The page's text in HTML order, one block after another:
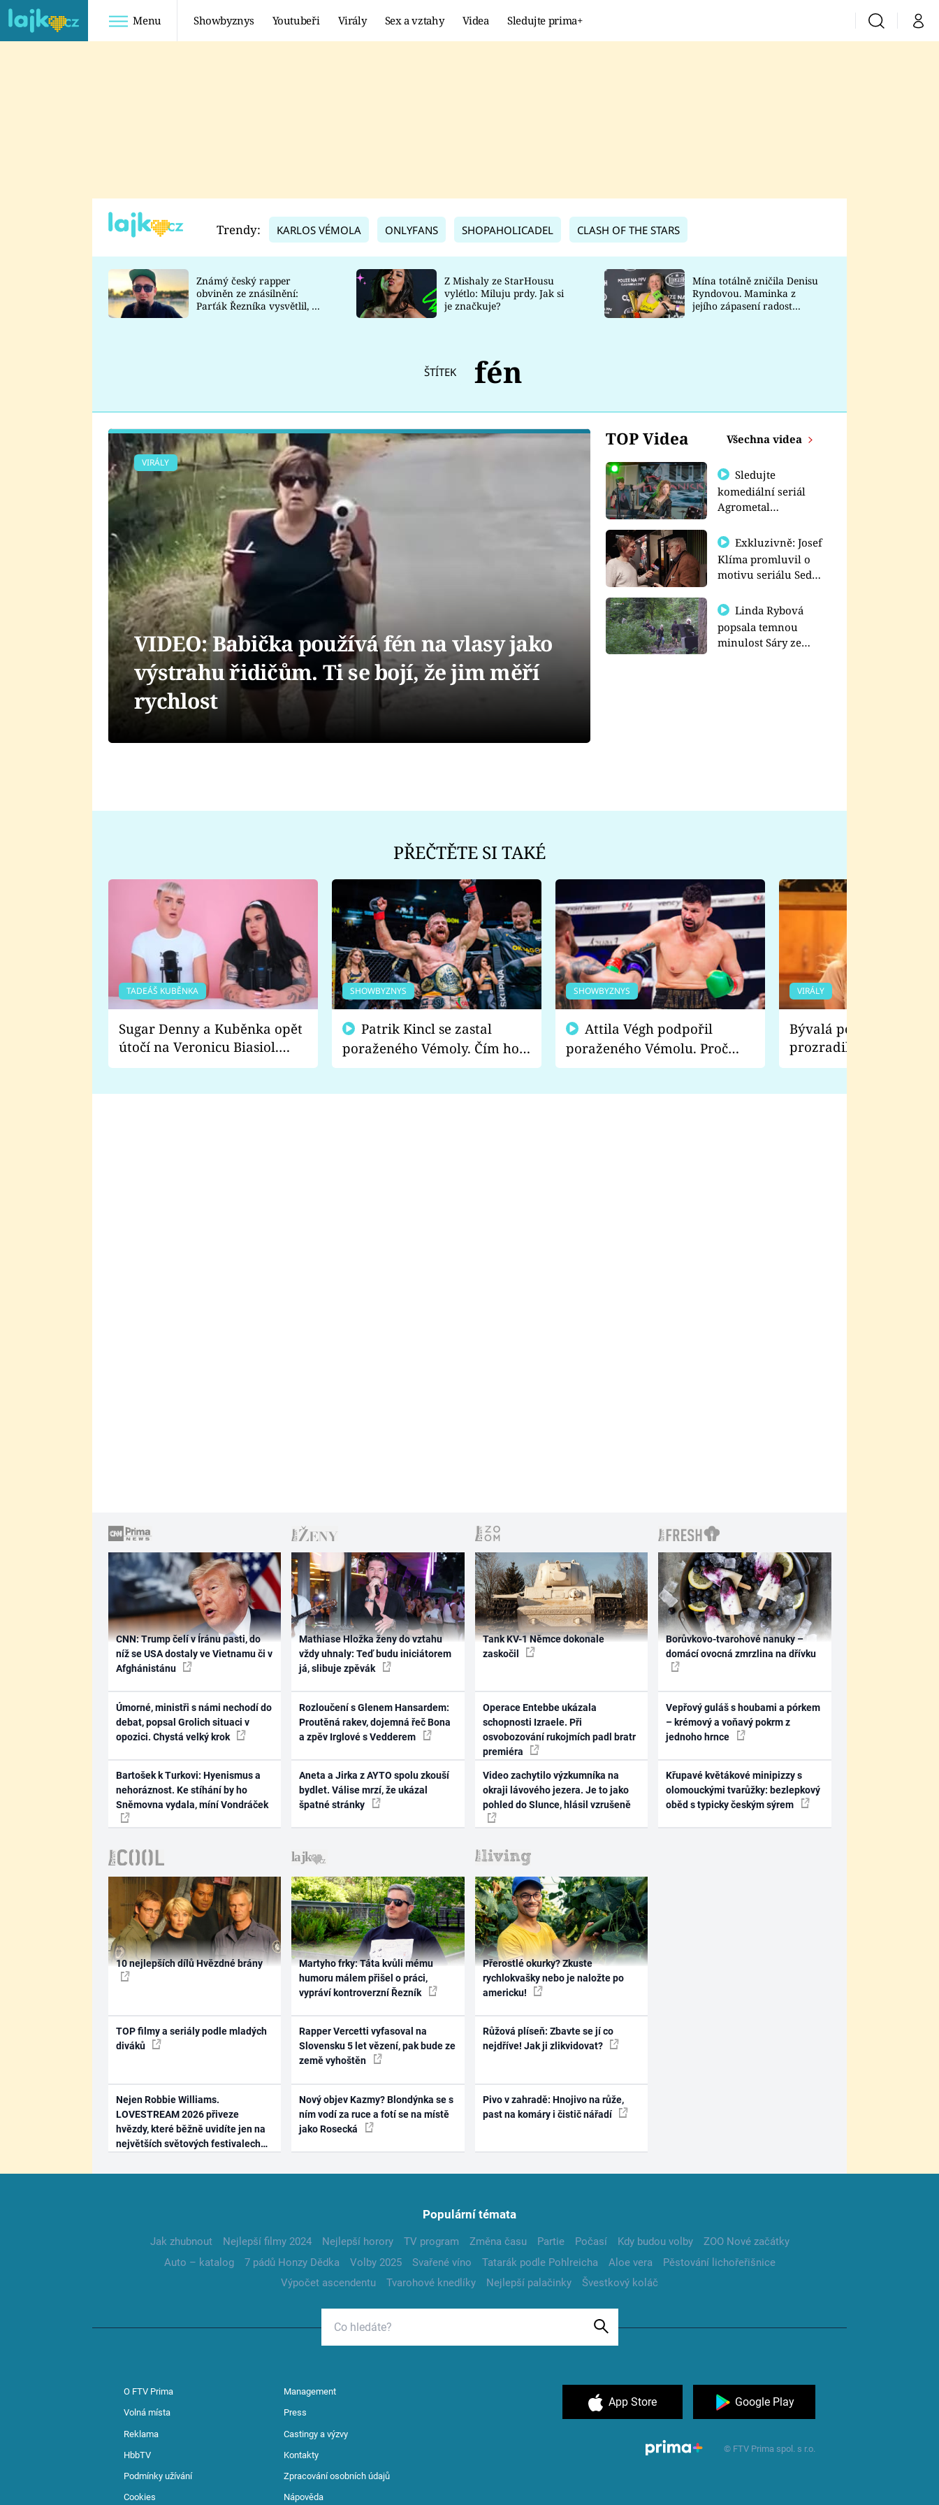
Menu Showbyznys Youtubeři Virály Sex a vztahy Videa Sledujte prima+ VyhledáváníMůj
TADEÁŠ KUBĚNKA
DATEL
Prima Lajk
Sledujte nás
Trendy: KARLOS VÉMOLA ONLYFANS SHOPAHOLICADEL CLASH OF THE STARS
Známý český rapper
obviněn ze znásilnění:
Parťák Řezníka vysvětlil, co
Z Mishaly ze StarHousu
vylétlo: Miluju prdy. Jak si
je značkuje?
Mína totálně zničila Denisu
Ryndovou. Maminka z
jejího zápasení radost
ŠTÍTEK fén
TOP Videa Všechna videa
Sledujte
komediální seriál
Agrometal
prima+
Exkluzivně: Josef
Klíma promluvil o
motivu seriálu Sedm
Linda Rybová
popsala temnou
minulost Sáry ze
VIRÁLY
VIDEO: Babička používá fén na vlasy jako
výstrahu řidičům. Ti se bojí, že jim měří
rychlost
PŘEČTĚTE SI TAKÉ
TADEÁŠ KUBĚNKA
Sugar Denny a Kuběnka opět
útočí na Veronicu Biasiol.
Proč je podle nich falešná a
SHOWBYZNYS
poraženého Vémoly. Čím ho
fanoušci naštvali?
SHOWBYZNYS
poraženého Vémolu. Proč
chce raději zápasit s ním než
VIRÁLY
Bývalá pornoherečka
prozradila, co ji
natáčení Euforie.
CNN: Trump čelí v Íránu pasti, do
níž se USA dostaly ve Vietnamu či v
Afghánistánu
Úmorné, ministři s námi nechodí do
debat, popsal Grolich situaci v
opozici. Chystá velký krok
Bartošek k Turkovi: Hyenismus a
nehoráznost. Ke stíhání by ho
Sněmovna vydala, míní Vondráček
Mathiase Hložka ženy do vztahu
vždy uhnaly: Teď budu iniciátorem
já, slibuje zpěvák
Rozloučení s Glenem Hansardem:
Proutěná rakev, dojemná řeč Bona
a zpěv Irglové s Vedderem
Aneta a Jirka z AYTO spolu zkouší
bydlet. Válise mrzí, že ukázal
špatné stránky
Tank KV-1 Němce dokonale
zaskočil
Operace Entebbe ukázala
schopnosti Izraele. Při
osvobozování rukojmích padl bratr
premiéra
Video zachytilo výzkumníka na
okraji lávového jezera. Je to jako
pohled do Slunce, hlásil vzrušeně
Borůvkovo-tvarohové nanuky –
domácí ovocná zmrzlina na dřívku
Vepřový guláš s houbami a pórkem
– krémový a voňavý pokrm z
jednoho hrnce
Křupavé květákové minipizzy s
olomouckými tvarůžky: bezlepkový
oběd s typicky českým sýrem
10 nejlepších dílů Hvězdné brány
TOP filmy a seriály podle mladých
diváků
Nejen Robbie Williams.
LOVESTREAM 2026 přiveze
hvězdy, které běžně uvidíte jen na
největších světových festivalech
Martyho frky: Táta kvůli mému
humoru málem přišel o práci,
vypráví kontroverzní Řezník
Rapper Vercetti vyfasoval na
Slovensku 5 let vězení, pak bude ze
země vyhoštěn
Nový objev Kazmy? Blondýnka se s
ním vodí za ruce a fotí se na místě
jako Rosecká
Přerostlé okurky? Zkuste
rychlokvašky nebo je naložte po
americku!
Růžová plíseň: Zbavte se jí co
nejdříve! Jak ji zlikvidovat?
Pivo v zahradě: Hnojivo na růže,
past na komáry i čistič nářadí
Populární témata
Jak zhubnout Nejlepší filmy 2024 Nejlepší horory TV program Změna času Partie Počasí Kdy budou volby
ZOO Nové začátky
Auto – katalog
7 pádů Honzy Dědka Volby 2025 Svařené víno Tatarák podle Pohlreicha Aloe vera
Pěstování lichořeřišnice
Výpočet ascendentu
Tvarohové knedlíky Nejlepší palačinky Švestkový koláč
O FTV Prima Management
Volná místa Press
Reklama Castingy a výzvy
HbbTV Kontakty
Podmínky užívání Zpracování osobních údajů
Cookies Nápověda
App Store Google Play
© FTV Prima spol. s r.o.